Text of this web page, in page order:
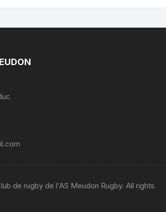
de rugby de l'AS Meudon Rugby. All rights